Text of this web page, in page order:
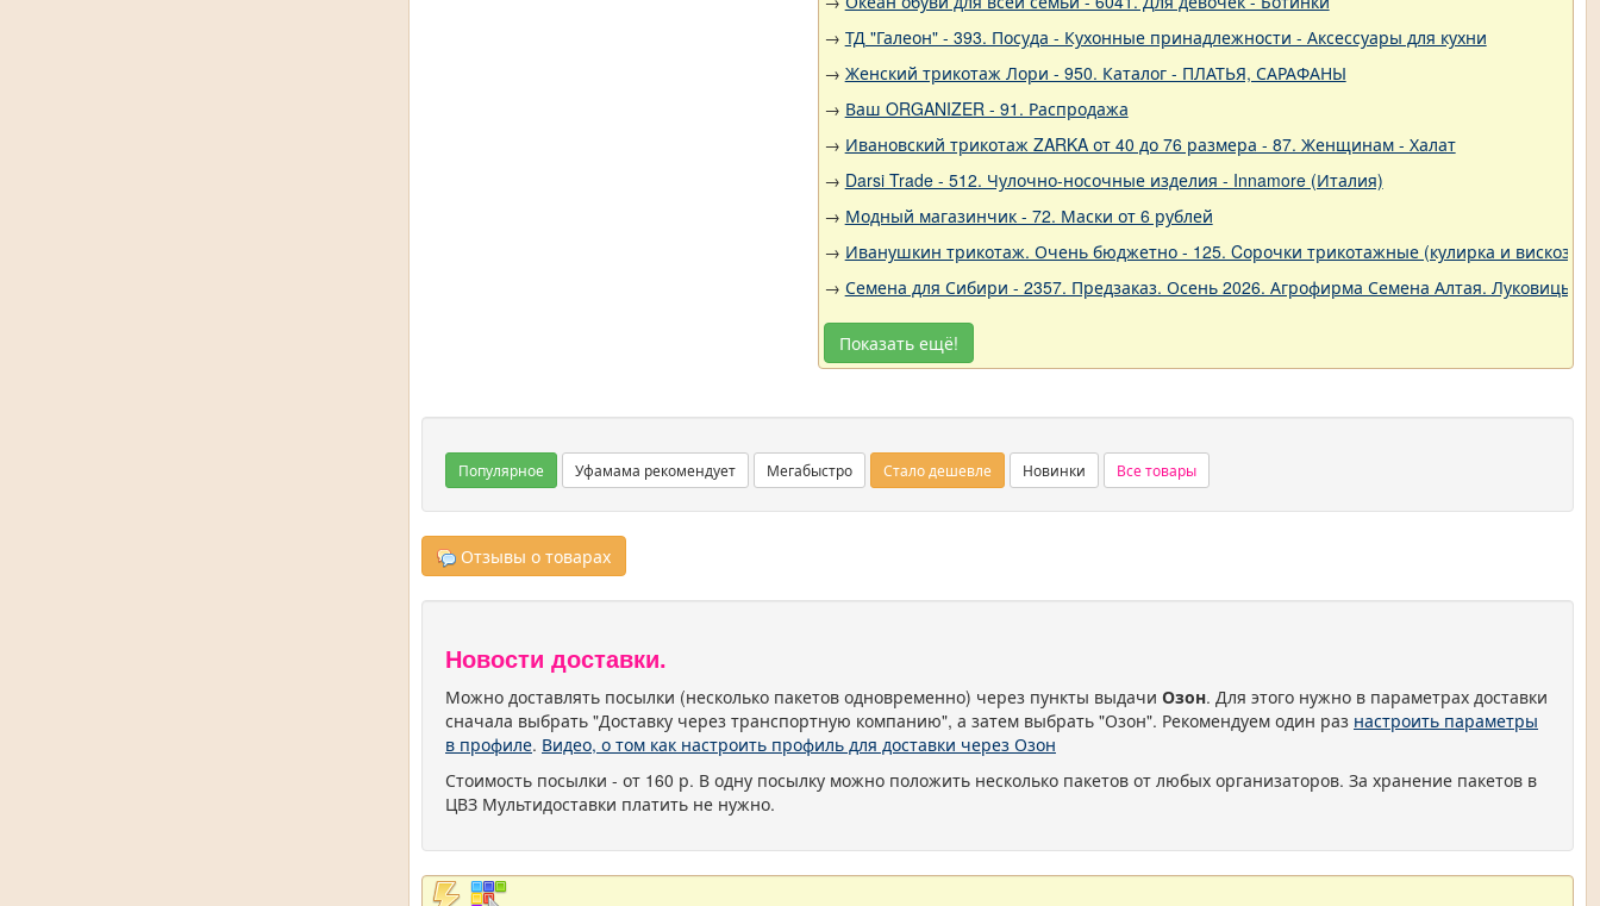
→ ТД "Галеон" - 393. Посуда - Кухонные принадлежности - Аксессуары для кухни
→ Женский трикотаж Лори - 950. Каталог - ПЛАТЬЯ, САРАФАНЫ
→ Ваш ORGANIZER - 91. Распродажа
→ Ивановский трикотаж ZARKA от 40 до 76 размера - 87. Женщинам - Халат
→ Darsi Trade - 512. Чулочно-носочные изделия - Innamore (Италия)
→ Модный магазинчик - 72. Маски от 6 рублей
→ Иванушкин трикотаж. Очень бюджетно - 125. Cорочки трикотажные (кулирка и вискоза)
→ Семена для Сибири - 2357. Предзаказ. Осень 2026. Агрофирма Семена Алтая. Луковицы.
Показать ещё!
Популярное Уфамама рекомендует Мегабыстро Стало дешевле Новинки Все товары
Отзывы о товарах
Новости доставки.
Можно доставлять посылки (несколько пакетов одновременно) через пункты выдачи Озон. Для этого нужно в параметрах доставки
сначала выбрать "Доставку через транспортную компанию", а затем выбрать "Озон". Рекомендуем один раз настроить параметры
в профиле. Видео, о том как настроить профиль для доставки через Озон
Стоимость посылки - от 160 р. В одну посылку можно положить несколько пакетов от любых организаторов. За хранение пакетов в
ЦВЗ Мультидоставки платить не нужно.